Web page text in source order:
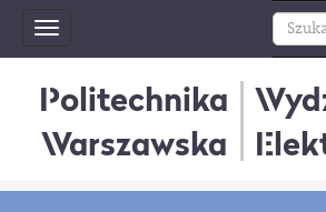
Toggle
navigation
Politechnika
Warszawska